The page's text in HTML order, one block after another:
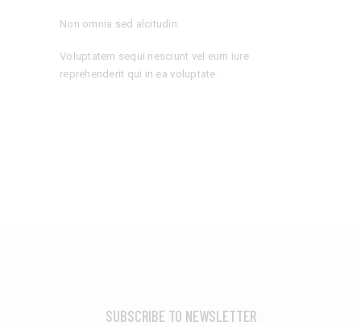
Non omnia sed alcitudin.
Voluptatem sequi nesciunt vel eum iure
reprehenderit qui in ea voluptate.
SUBSCRIBE TO NEWSLETTER